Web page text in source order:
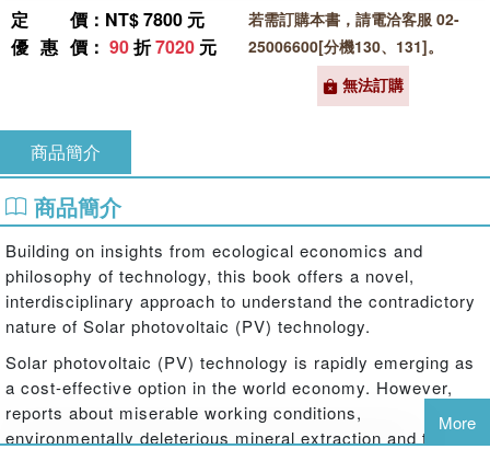
定價 ：NT$ 7800 元
優惠價 ： 90折7020 元
若需訂購本書，請電洽客服 02-
25006600[分機130、131]。
無法訂購
商品簡介
商品簡介
Building on insights from ecological economics and
philosophy of technology, this book offers a novel,
interdisciplinary approach to understand the contradictory
nature of Solar photovoltaic (PV) technology.
Solar photovoltaic (PV) technology is rapidly emerging as
a cost-effective option in the world economy. However,
reports about miserable working conditions,
environmentally deleterious mineral extraction and toxic
More